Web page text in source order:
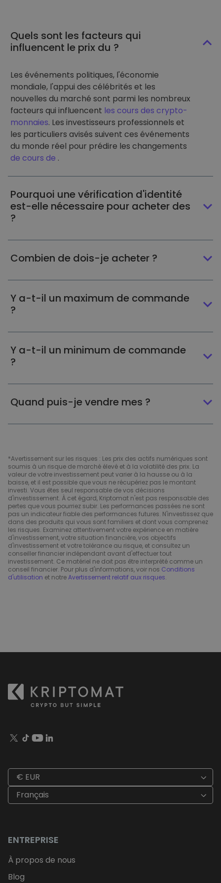
Quels sont les facteurs qui
influencent le prix du ?
Les événements politiques, l'économie
mondiale, l'appui des célébrités et les
nouvelles du marché sont parmi les nombreux
facteurs qui influencent les cours des crypto-
monnaies. Les investisseurs professionnels et
les particuliers avisés suivent ces événements
du monde réel pour prédire les changements
de cours de .
Pourquoi une vérification d'identité
est-elle nécessaire pour acheter des
?
Combien de dois-je acheter ?
Y a-t-il un maximum de commande
?
Y a-t-il un minimum de commande
?
Quand puis-je vendre mes ?
*Avertissement sur les risques : Les prix des actifs numériques sont
soumis à un risque de marché élevé et à la volatilité des prix. La
valeur de votre investissement peut varier à la hausse ou à la
baisse, et il est possible que vous ne récupériez pas le montant
investi. Vous êtes seul responsable de vos décisions
d'investissement. À cet égard, Kriptomat n'est pas responsable des
pertes que vous pourriez subir. Les performances passées ne sont
pas un indicateur fiable des performances futures. N'investissez que
dans des produits qui vous sont familiers et dont vous comprenez
les risques. Examinez attentivement votre expérience en matière
d'investissement, votre situation financière, vos objectifs
d'investissement et votre tolérance au risque, et consultez un
conseiller financier indépendant avant d'effectuer tout
investissement. Ce matériel ne doit pas être interprété comme un
conseil financier. Pour plus d'informations, voir nos Conditions
d'utilisation et notreAvertissement relatif aux risques.
€ EUR
Français
ENTREPRISE
À propos de nous
Blog